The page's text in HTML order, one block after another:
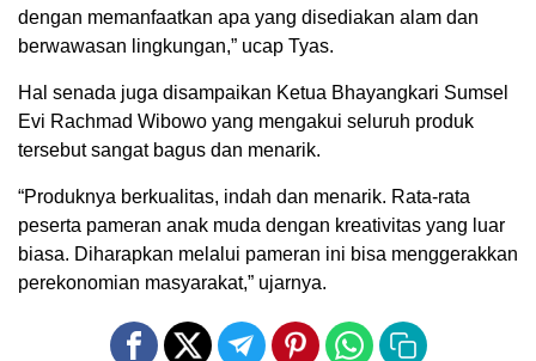
dengan memanfaatkan apa yang disediakan alam dan
berwawasan lingkungan,” ucap Tyas.
Hal senada juga disampaikan Ketua Bhayangkari Sumsel
Evi Rachmad Wibowo yang mengakui seluruh produk
tersebut sangat bagus dan menarik.
“Produknya berkualitas, indah dan menarik. Rata-rata
peserta pameran anak muda dengan kreativitas yang luar
biasa. Diharapkan melalui pameran ini bisa menggerakkan
perekonomian masyarakat,” ujarnya.